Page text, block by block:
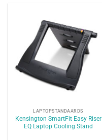
LAPTOPSTANDAARDS
Kensington SmartFit Easy Riser
EQ Laptop Cooling Stand